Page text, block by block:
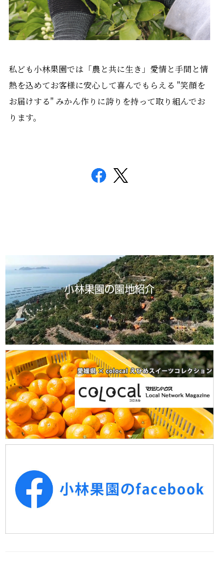
私ども小林果園では「農と共に生き」愛情と手間と情
熱を込めてお客様に安心して喜んでもらえる "笑顔を
お届けする" みかん作りに誇りを持って取り組んでお
ります。